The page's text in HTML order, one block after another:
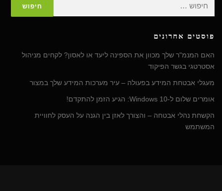
פוסטים אחרונים
האם המנמ"ר שלך מכוון את הספינה ליעד או לאסון? לקחים מניהול
אסטרטגי בגשר הפיקוד
מעגלי אבטחת המידע בפעולה – עיר מערכות המידע שלך במצור
אומרים שלום ל-Windows 10: הגיע הזמן להתקדם!
הקשחת נהלי אבטחה – והצורך לאזן בין הגנה על העסק לחוויית
המשתמש